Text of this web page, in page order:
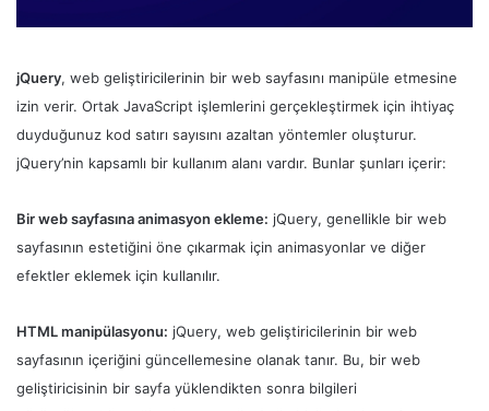
jQuery, web geliştiricilerinin bir web sayfasını manipüle etmesine
izin verir. Ortak JavaScript işlemlerini gerçekleştirmek için ihtiyaç
duyduğunuz kod satırı sayısını azaltan yöntemler oluşturur.
jQuery’nin kapsamlı bir kullanım alanı vardır. Bunlar şunları içerir:
Bir web sayfasına animasyon ekleme: jQuery, genellikle bir web
sayfasının estetiğini öne çıkarmak için animasyonlar ve diğer
efektler eklemek için kullanılır.
HTML manipülasyonu: jQuery, web geliştiricilerinin bir web
sayfasının içeriğini güncellemesine olanak tanır. Bu, bir web
geliştiricisinin bir sayfa yüklendikten sonra bilgileri